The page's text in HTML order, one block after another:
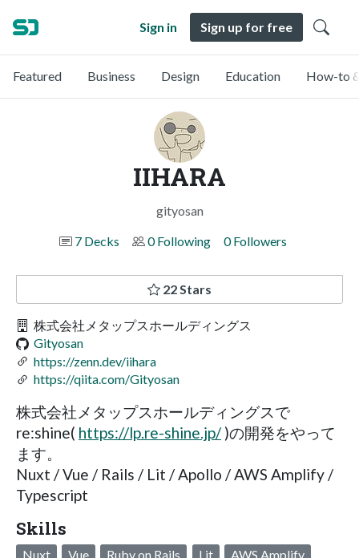
Sign in Sign up for free
Featured Business Design Education How-to
IIHARA
gityosan
7 Decks
0 Following 0 Followers
22 Stars
株式会社メタップスホールディングス
Gityosan
https://zenn.dev/iihara
https://qiita.com/Gityosan
株式会社メタップスホールディングスで
re:shine( https://lp.re-shine.jp/ )の開発をやって
ます。
Nuxt / Vue / Rails / Lit / Apollo / AWS Amplify /
Typescript
Skills
Nuxt Vue Ruby on Rails Lit AWS Amplify